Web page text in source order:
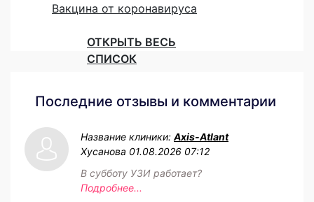
Вакцина от коронавируса
ОТКРЫТЬ ВЕСЬ
СПИСОК
Последние отзывы и комментарии
Название клиники: Axis-Atlant
Хусанова 01.08.2026 07:12
В субботу УЗИ работает?
Подробнее...